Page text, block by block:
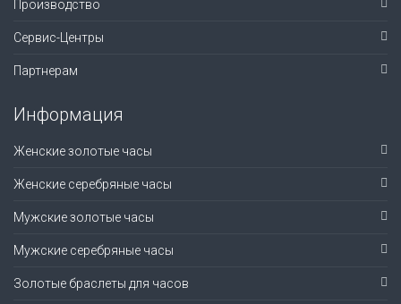
Производство
Сервис-Центры
Партнерам
Информация
Женские золотые часы
Женские серебряные часы
Мужские золотые часы
Мужские серебряные часы
Золотые браслеты для часов